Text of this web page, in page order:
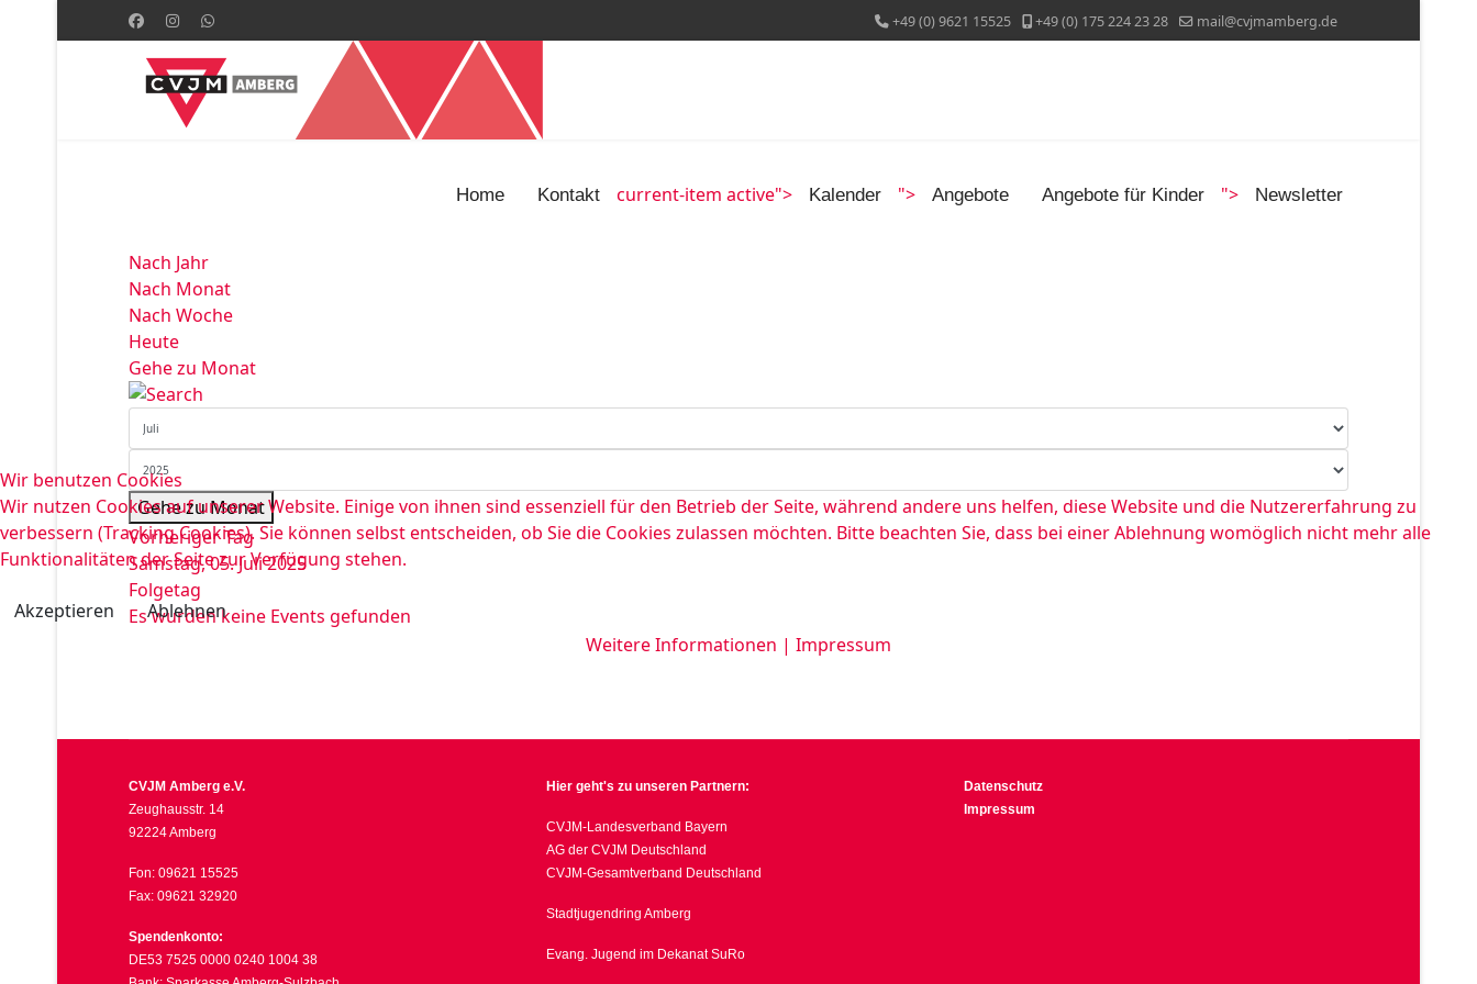
+49 (0) 9621 15525 +49 (0) 175 224 23 28 mail@cvjmamberg.de
Home Kontakt current-item active"> Kalender "> Angebote Angebote für Kinder "> Newsletter
Nach Jahr
Nach Monat
Nach Woche
Heute
Gehe zu Monat
Gehe zu Monat
Vorheriger Tag
Samstag, 05. Juli 2025
Folgetag
Es wurden keine Events gefunden
CVJM Amberg e.V.
Zeughausstr. 14
92224 Amberg
Fon: 09621 15525
Fax: 09621 32920
Spendenkonto:
DE53 7525 0000 0240 1004 38
Hier geht's zu unseren Partnern:
CVJM-Landesverband Bayern
AG der CVJM Deutschland
CVJM-Gesamtverband Deutschland
Stadtjugendring Amberg
Evang. Jugend im Dekanat SuRo
Datenschutz
Impressum
Wir benutzen Cookies
Wir nutzen Cookies auf unserer Website. Einige von ihnen sind essenziell für den Betrieb der Seite, während andere uns helfen, diese Website und die Nutzererfahrung zu
verbessern (Tracking Cookies). Sie können selbst entscheiden, ob Sie die Cookies zulassen möchten. Bitte beachten Sie, dass bei einer Ablehnung womöglich nicht mehr alle
Funktionalitäten der Seite zur Verfügung stehen.
Akzeptieren
Ablehnen
Weitere Informationen | Impressum